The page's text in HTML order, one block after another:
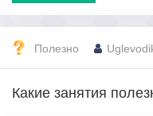
Полезно
Какие занятия